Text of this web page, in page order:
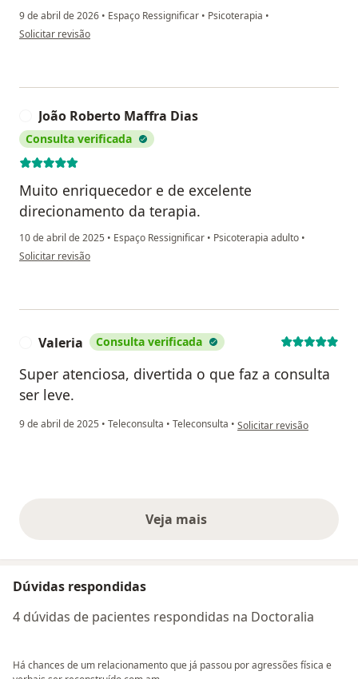
9 de abril de 2026 • Espaço Ressignificar • Psicoterapia •
na opinião do utilizador Edna Santos
Solicitar revisão
João Roberto Maffra Dias
Consulta verificada
Muito enriquecedor e de excelente
direcionamento da terapia.
10 de abril de 2025 • Espaço Ressignificar • Psicoterapia adulto •
na opinião do utilizador João Roberto Maffra Dias
Solicitar revisão
Valeria Consulta verificada
Super atenciosa, divertida o que faz a consulta
ser leve.
9 de abril de 2025 • Teleconsulta • Teleconsulta • na opinião do utilizador
Solicitar revisão
Veja maisopiniões acima
Dúvidas respondidas
4 dúvidas de pacientes respondidas na Doctoralia
Há chances de um relacionamento que já passou por agressões física e